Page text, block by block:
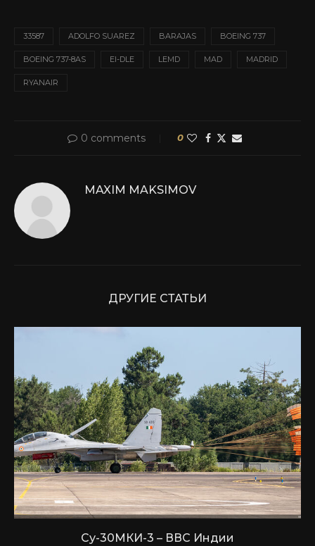
33587 ADOLFO SUAREZ BARAJAS BOEING 737
BOEING 737-8AS EI-DLE LEMD MAD MADRID
RYANAIR
0 comments 0
MAXIM MAKSIMOV
ДРУГИЕ СТАТЬИ
Су-30МКИ-3 – ВВС Индии